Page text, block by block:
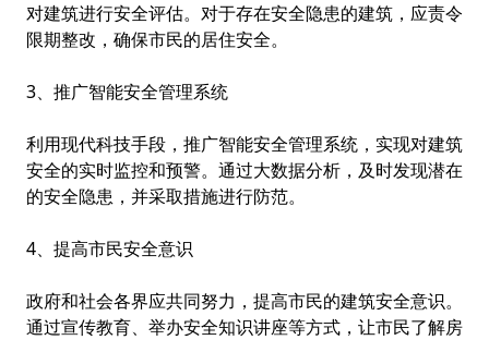
对建筑进行安全评估。对于存在安全隐患的建筑，应责令
限期整改，确保市民的居住安全。
3、推广智能安全管理系统
利用现代科技手段，推广智能安全管理系统，实现对建筑
安全的实时监控和预警。通过大数据分析，及时发现潜在
的安全隐患，并采取措施进行防范。
4、提高市民安全意识
政府和社会各界应共同努力，提高市民的建筑安全意识。
通过宣传教育、举办安全知识讲座等方式，让市民了解房